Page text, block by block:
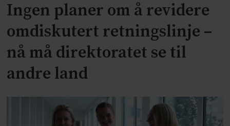
Ingen planer om å revidere
omdiskutert retningslinje –
nå må direktoratet se til
andre land